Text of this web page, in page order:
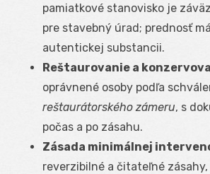
pamiatkové stanovisko je
pre stavebný úrad; prednosť
autentickej substancii.
Reštaurovanie a
oprávnené osoby podľa
reštaurátorského zámeru, s
počas a po zásahu.
Zásada minimálnej
reverzibilné a čitateľné